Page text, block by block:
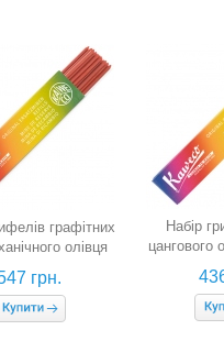
графітних
олівця
(червоні, 2,0 мм,
24 штуки)
грн.
Набір
цангового
Mix (3,2